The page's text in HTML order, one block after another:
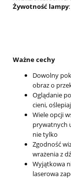
Żywotność lampy
Ważne cechy
Dowolny
obraz o
Oglądanie
cieni,
Wiele opcji
prywatnych
nie tylko
Zgodność
wrażenia z
Wyjątkowa
laserowa